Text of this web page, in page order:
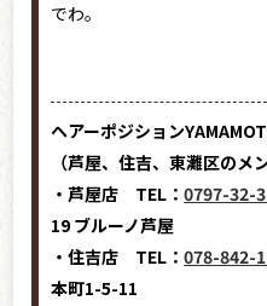
でわ。
ヘアーポジション
（芦屋、住吉、東灘区のメ
・芦屋店 TEL：0797-32-
19 ブルーノ芦屋
・住吉店 TEL：078-842-
本町1-5-11